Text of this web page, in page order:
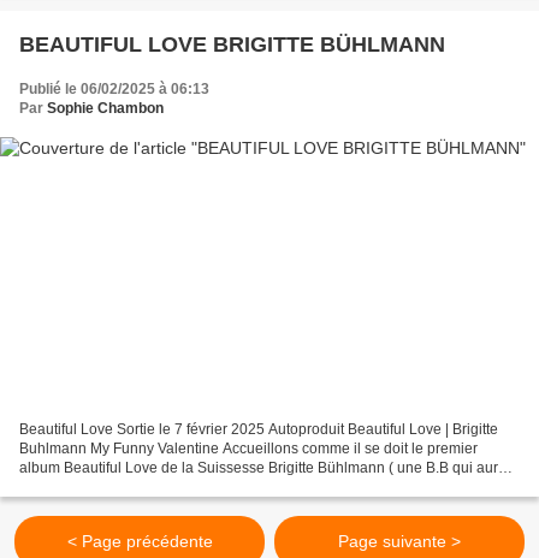
BEAUTIFUL LOVE BRIGITTE BÜHLMANN
Publié le 06/02/2025 à 06:13
Par Sophie Chambon
Beautiful Love Sortie le 7 février 2025 Autoproduit Beautiful Love | Brigitte
Buhlmann My Funny Valentine Accueillons comme il se doit le premier
album Beautiful Love de la Suissesse Brigitte Bühlmann ( une B.B qui aurait
< Page précédente Page suivante >